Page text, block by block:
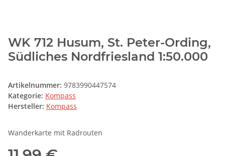
WK 712 Husum, St. Peter-Ording,
Südliches Nordfriesland 1:50.000
Artikelnummer: 9783990447574
Kategorie: Kompass
Hersteller: Kompass
Wanderkarte mit Radrouten